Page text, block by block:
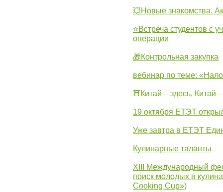
💥Новые знакомства.
⭐Встреча студентов с
операции
🎁Контрольная закупка
вебинар по теме:
⛩Китай – здесь, Китай
19 октября ЕТЭТ
Уже завтра в ЕТЭТ
Кулинарные таланты
XIII Международный
поиск молодых в
Cooking Cup»)